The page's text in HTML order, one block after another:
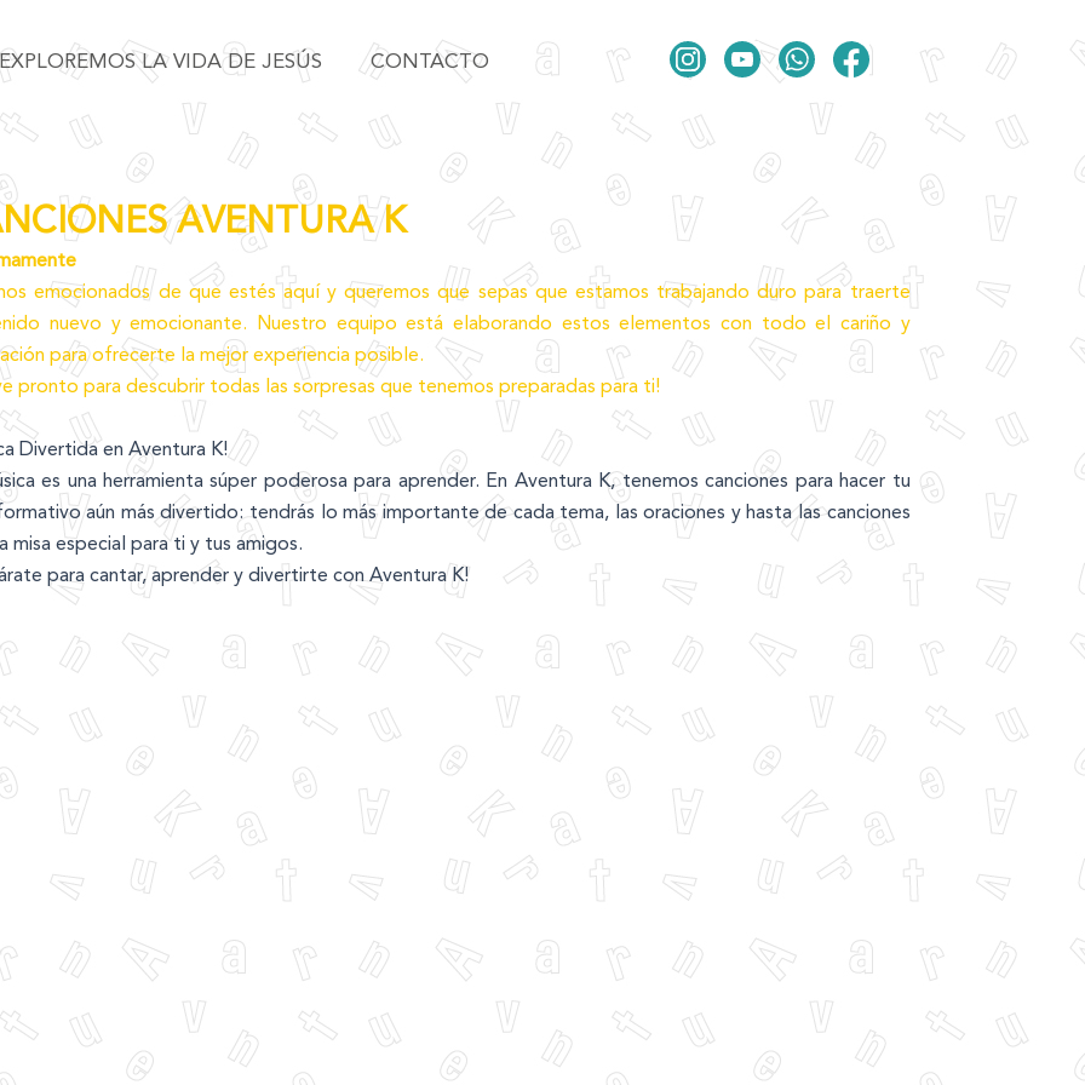
EXPLOREMOS LA VIDA DE JESÚS CONTACTO
AVENTURA K
emocionados de que estés aquí y queremos que sepas que estamos trabajando duro para traerte
nuevo y emocionante. Nuestro equipo está elaborando estos elementos con todo el cariño y
para ofrecerte la mejor experiencia posible.
pronto para descubrir todas las sorpresas que tenemos preparadas para ti!
Divertida en Aventura K!
es una herramienta súper poderosa para aprender. En Aventura K, tenemos canciones para hacer tu
aún más divertido: tendrás lo más importante de cada tema, las oraciones y hasta las canciones
misa especial para ti y tus amigos.
para cantar, aprender y divertirte con Aventura K!